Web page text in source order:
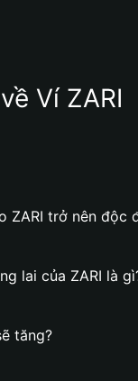
Ví ZARI
ZARI trở nên độc
lai của ZARI là
tăng?